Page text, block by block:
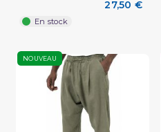
27,50 €
En stock
NOUVEAU